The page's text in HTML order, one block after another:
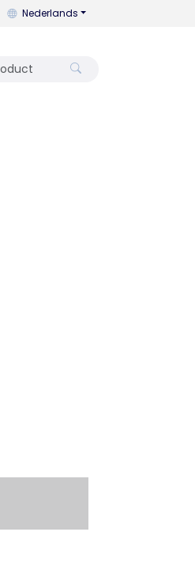
U kunt de taal wijzigen met dit
Nederlands